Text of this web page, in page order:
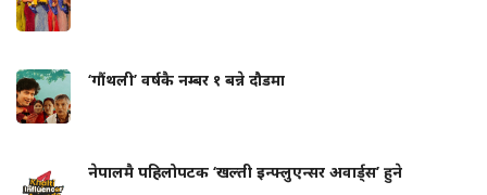
‘गौंथली’ वर्षकै नम्बर १ बन्ने दौडमा
नेपालमै पहिलोपटक ‘खल्ती इन्फ्लुएन्सर अवार्ड्स’ हुने